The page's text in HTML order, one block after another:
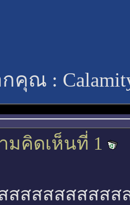
กคุณ :
มคิดเห็นที่ 1
สสสสสสสสสส